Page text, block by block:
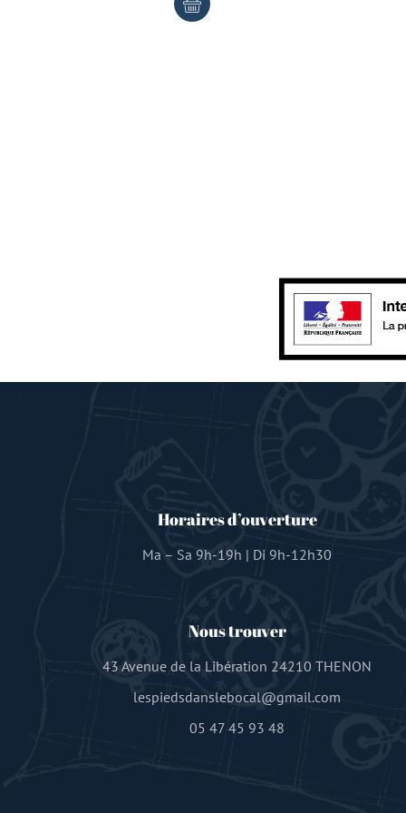
Horaires d’ouverture
Ma – Sa 9h-19h | Di 9h-12h30
Nous trouver
43 Avenue de la Libération 24210 THENON
lespiedsdanslebocal@gmail.com
05 47 45 93 48